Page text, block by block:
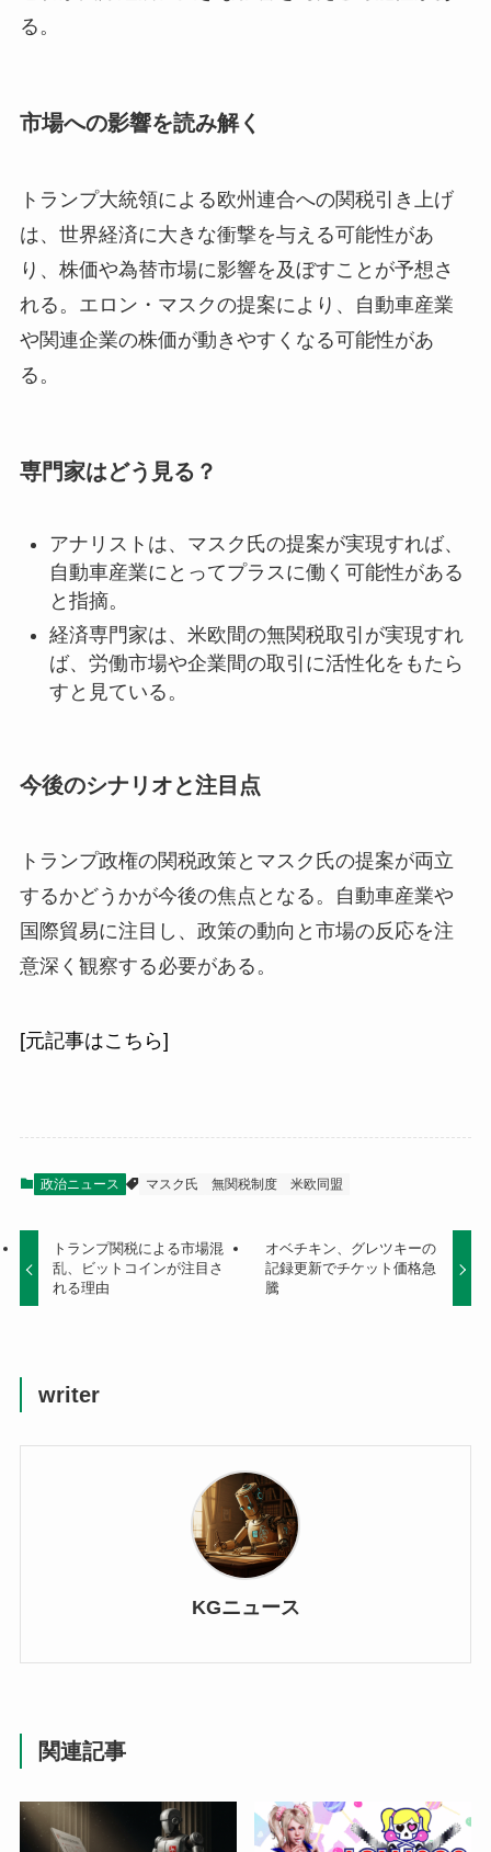
る。
市場への影響を読み解く
トランプ大統領による欧州連合への関税引き上げ
は、世界経済に大きな衝撃を与える可能性があ
り、株価や為替市場に影響を及ぼすことが予想さ
れる。エロン・マスクの提案により、自動車産業
や関連企業の株価が動きやすくなる可能性があ
る。
専門家はどう見る？
アナリストは、マスク氏の提案が実現すれば、
自動車産業にとってプラスに働く可能性がある
と指摘。
経済専門家は、米欧間の無関税取引が実現すれ
ば、労働市場や企業間の取引に活性化をもたら
すと見ている。
今後のシナリオと注目点
トランプ政権の関税政策とマスク氏の提案が両立
するかどうかが今後の焦点となる。自動車産業や
国際貿易に注目し、政策の動向と市場の反応を注
意深く観察する必要がある。
[元記事はこちら]
政治ニュース マスク氏 無関税制度 米欧同盟
トランプ関税による市場混
乱、ビットコインが注目さ
れる理由
オベチキン、グレツキーの
記録更新でチケット価格急
騰
writer
KGニュース
関連記事